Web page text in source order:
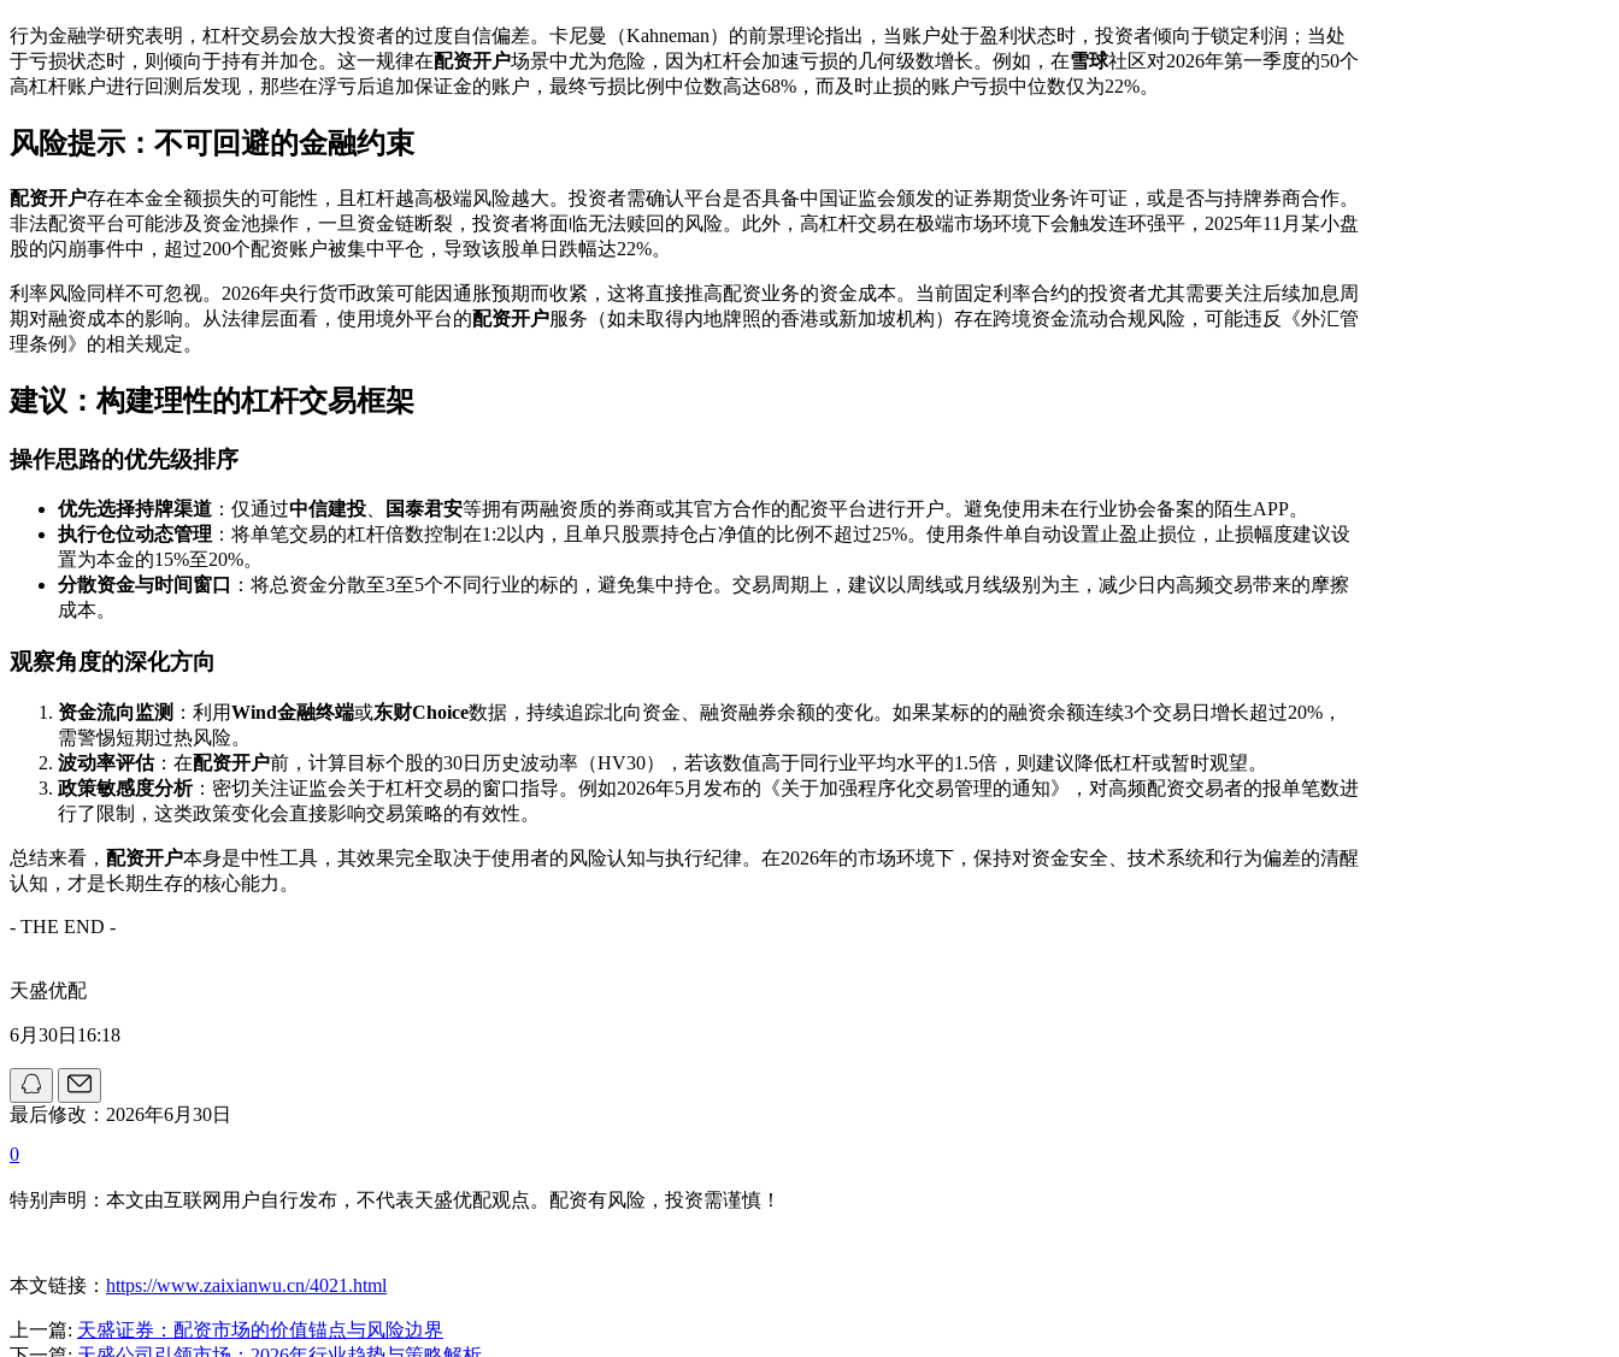
行为金融学研究表明，杠杆交易会放大投资者的过度自信偏差。卡尼曼（Kahneman）的前景理论指出，当账户处于盈利状态时，投资者倾向于锁定利润；当处
于亏损状态时，则倾向于持有并加仓。这一规律在配资开户场景中尤为危险，因为杠杆会加速亏损的几何级数增长。例如，在雪球社区对2026年第一季度的50个
高杠杆账户进行回测后发现，那些在浮亏后追加保证金的账户，最终亏损比例中位数高达68%，而及时止损的账户亏损中位数仅为22%。
风险提示：不可回避的金融约束
配资开户存在本金全额损失的可能性，且杠杆越高极端风险越大。投资者需确认平台是否具备中国证监会颁发的证券期货业务许可证，或是否与持牌券商合作。
非法配资平台可能涉及资金池操作，一旦资金链断裂，投资者将面临无法赎回的风险。此外，高杠杆交易在极端市场环境下会触发连环强平，2025年11月某小盘
股的闪崩事件中，超过200个配资账户被集中平仓，导致该股单日跌幅达22%。
利率风险同样不可忽视。2026年央行货币政策可能因通胀预期而收紧，这将直接推高配资业务的资金成本。当前固定利率合约的投资者尤其需要关注后续加息周
期对融资成本的影响。从法律层面看，使用境外平台的配资开户服务（如未取得内地牌照的香港或新加坡机构）存在跨境资金流动合规风险，可能违反《外汇管
理条例》的相关规定。
建议：构建理性的杠杆交易框架
操作思路的优先级排序
优先选择持牌渠道 ：仅通过中信建投、 国泰君安等拥有两融资质的券商或其官方合作的配资平台进行开户。避免使用未在行业协会备案的陌生APP。
执行仓位动态管理 ：将单笔交易的杠杆倍数控制在1:2以内，且单只股票持仓占净值的比例不超过25%。使用条件单自动设置止盈止损位，止损幅度建议设
置为本金的15%至20%。
分散资金与时间窗口
：将总资金分散至3至5个不同行业的标的，避免集中持仓。交易周期上，建议以周线或月线级别为主，减少日内高频交易带来的摩擦
成本。
观察角度的深化方向
资金流向监测 ：利用Wind金融终端或东财Choice数据，持续追踪北向资金、融资融券余额的变化。如果某标的的融资余额连续3个交易日增长超过20%，
需警惕短期过热风险。
波动率评估：在配资开户前，计算目标个股的30日历史波动率（HV30），若该数值高于同行业平均水平的1.5倍，则建议降低杠杆或暂时观望。
政策敏感度分析：密切关注证监会关于杠杆交易的窗口指导。例如2026年5月发布的《关于加强程序化交易管理的通知》，对高频配资交易者的报单笔数进
行了限制，这类政策变化会直接影响交易策略的有效性。
总结来看， 配资开户本身是中性工具，其效果完全取决于使用者的风险认知与执行纪律。在2026年的市场环境下，保持对资金安全、技术系统和行为偏差的清醒
认知，才是长期生存的核心能力。
- THE END -
天盛优配
6月30日16:18
最后修改：2026年6月30日
0
特别声明：本文由互联网用户自行发布，不代表天盛优配观点。配资有风险，投资需谨慎！
本文链接： https://www.zaixianwu.cn/4021.html
上一篇: 天盛证券：配资市场的价值锚点与风险边界